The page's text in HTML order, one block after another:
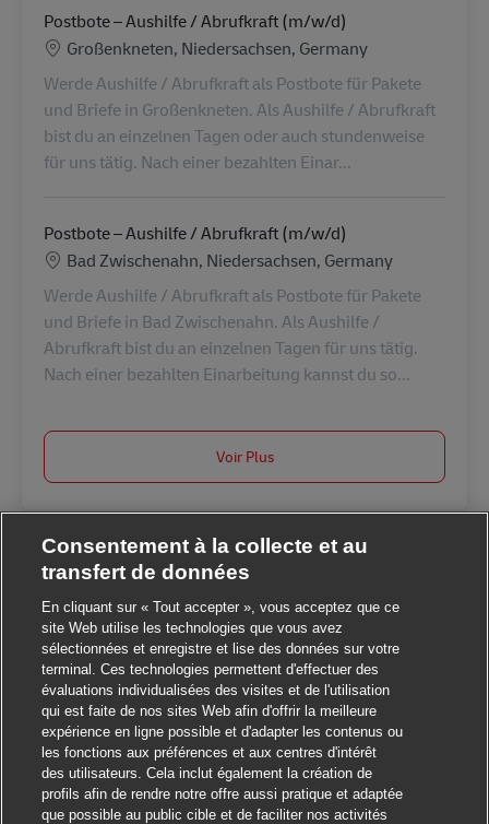
Postbote – Aushilfe / Abrufkraft (m/w/d)
LieuGroßenkneten, Niedersachsen, Germany
Werde Aushilfe / Abrufkraft als Postbote für Pakete
und Briefe in Großenkneten. Als Aushilfe / Abrufkraft
bist du an einzelnen Tagen oder auch stundenweise
für uns tätig. Nach einer bezahlten Einar...
Postbote – Aushilfe / Abrufkraft (m/w/d)
LieuBad Zwischenahn, Niedersachsen, Germany
Werde Aushilfe / Abrufkraft als Postbote für Pakete
und Briefe in Bad Zwischenahn. Als Aushilfe /
Abrufkraft bist du an einzelnen Tagen für uns tätig.
Nach einer bezahlten Einarbeitung kannst du so...
Voir Plus
Salut ! Ce poste vous intéresse ? Fermer la
Je suis intéressé
Trouver des emplois similaires
Consentement à la collecte et au
transfert de données
En cliquant sur « Tout accepter », vous acceptez que ce
site Web utilise les technologies que vous avez
sélectionnées et enregistre et lise des données sur votre
terminal. Ces technologies permettent d'effectuer des
évaluations individualisées des visites et de l'utilisation
qui est faite de nos sites Web afin d'offrir la meilleure
expérience en ligne possible et d'adapter les contenus ou
les fonctions aux préférences et aux centres d'intérêt
des utilisateurs. Cela inclut également la création de
profils afin de rendre notre offre aussi pratique et adaptée
que possible au public cible et de faciliter nos activités